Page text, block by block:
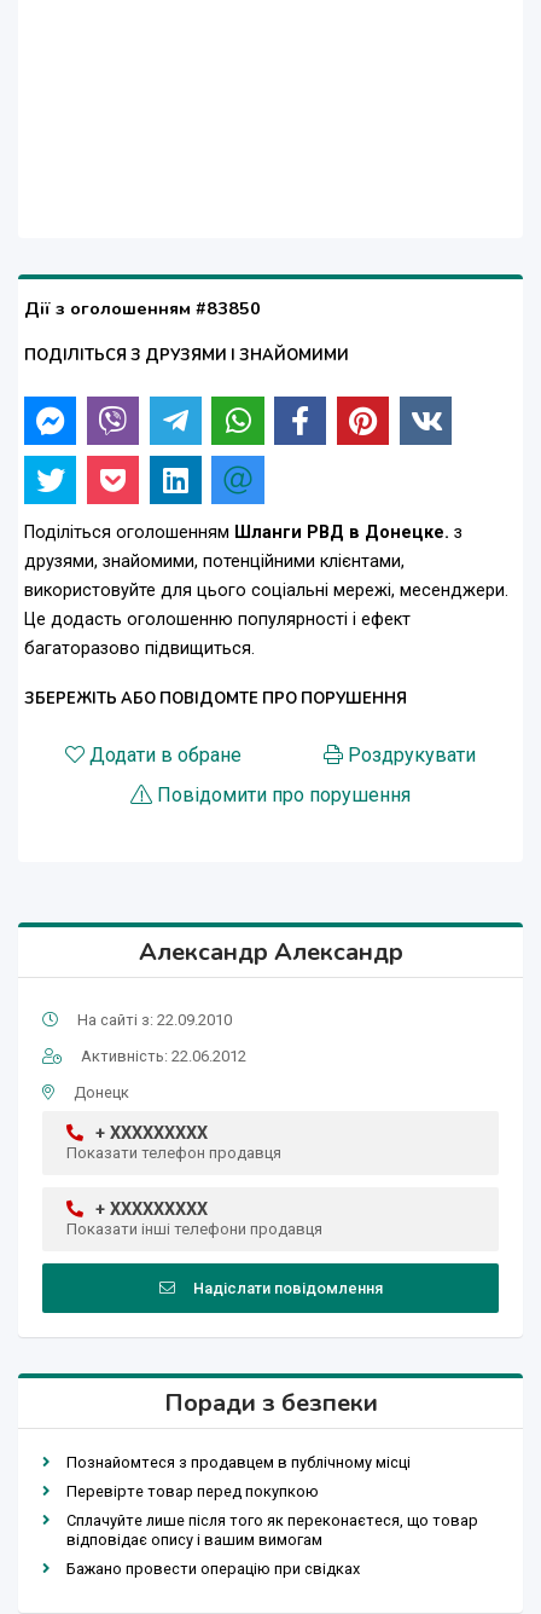
Дії з оголошенням #83850
ПОДІЛІТЬСЯ З ДРУЗЯМИ І ЗНАЙОМИМИ
Поділіться оголошенням Шланги РВД в Донецке. з
друзями, знайомими, потенційними клієнтами,
використовуйте для цього соціальні мережі, месенджери.
Це додасть оголошенню популярності і ефект
багаторазово підвищиться.
ЗБЕРЕЖІТЬ АБО ПОВІДОМТЕ ПРО ПОРУШЕННЯ
Додати в обране
Роздрукувати
Повідомити про порушення
Александр Александр
На сайті з: 22.09.2010
Активність: 22.06.2012
Донецк
+ XXXXXXXXX
Показати телефон продавця
+ XXXXXXXXX
Показати інші телефони продавця
Надіслати повідомлення
Поради з безпеки
Познайомтеся з продавцем в публічному місці
Перевірте товар перед покупкою
Сплачуйте лише після того як переконаєтеся, що товар
відповідає опису і вашим вимогам
Бажано провести операцію при свідках